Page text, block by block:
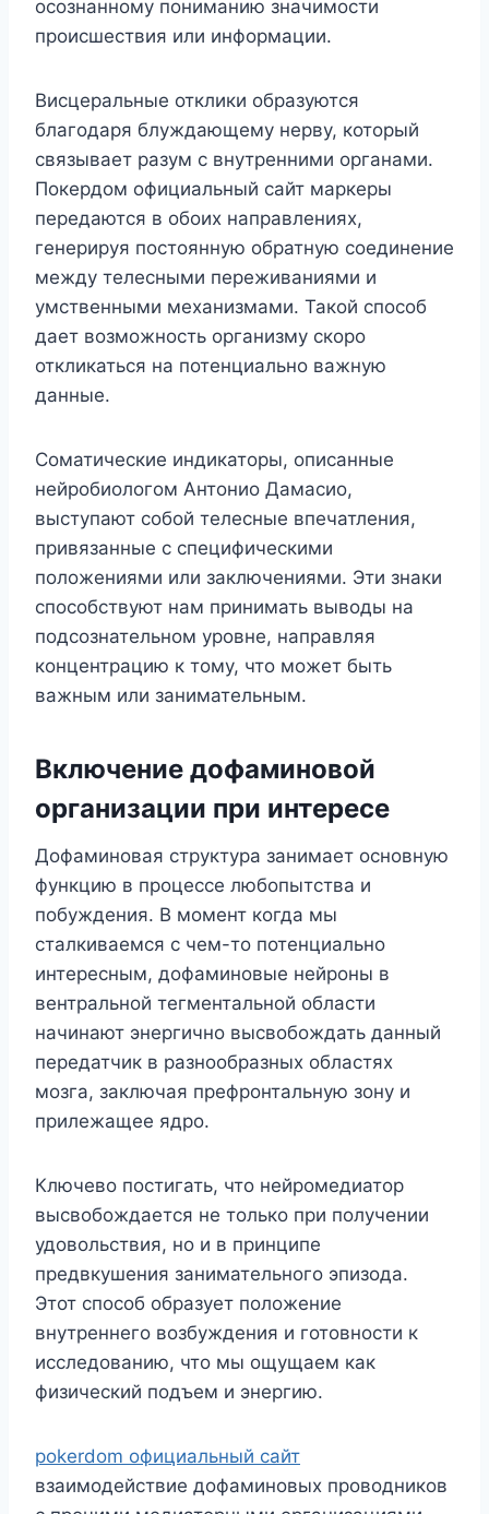
осознанному пониманию значимости
происшествия или информации.
Висцеральные отклики образуются
благодаря блуждающему нерву, который
связывает разум с внутренними органами.
Покердом официальный сайт маркеры
передаются в обоих направлениях,
генерируя постоянную обратную соединение
между телесными переживаниями и
умственными механизмами. Такой способ
дает возможность организму скоро
откликаться на потенциально важную
данные.
Соматические индикаторы, описанные
нейробиологом Антонио Дамасио,
выступают собой телесные впечатления,
привязанные с специфическими
положениями или заключениями. Эти знаки
способствуют нам принимать выводы на
подсознательном уровне, направляя
концентрацию к тому, что может быть
важным или занимательным.
Включение дофаминовой
организации при интересе
Дофаминовая структура занимает основную
функцию в процессе любопытства и
побуждения. В момент когда мы
сталкиваемся с чем-то потенциально
интересным, дофаминовые нейроны в
вентральной тегментальной области
начинают энергично высвобождать данный
передатчик в разнообразных областях
мозга, заключая префронтальную зону и
прилежащее ядро.
Ключево постигать, что нейромедиатор
высвобождается не только при получении
удовольствия, но и в принципе
предвкушения занимательного эпизода.
Этот способ образует положение
внутреннего возбуждения и готовности к
исследованию, что мы ощущаем как
физический подъем и энергию.
pokerdom официальный сайт
взаимодействие дофаминовых проводников